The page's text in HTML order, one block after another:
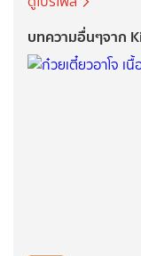
บทความอื่นๆจาก